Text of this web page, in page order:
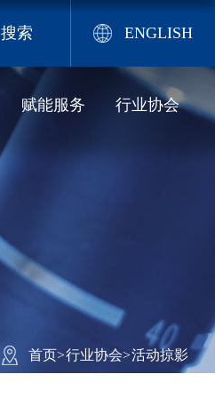
搜索 ENGLISH
赋能服务 行业协会
首页>行业协会>活动掠影